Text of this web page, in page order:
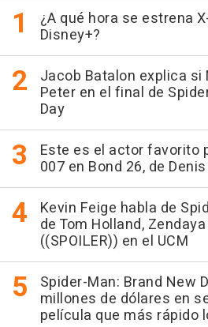
¿A qué hora se estrena
Disney+?
Jacob Batalon explica si
Peter en el final de
Day
Este es el actor favorito
007 en Bond 26, de
Kevin Feige habla de
de Tom Holland,
((SPOILER)) en el UCM
Spider-Man: Brand New
millones de dólares en
película que más rápido